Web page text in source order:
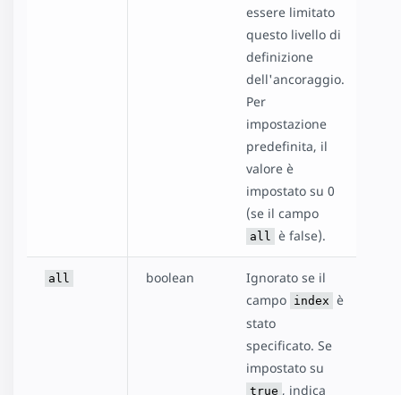
essere limitato
questo livello di
definizione
dell'ancoraggio.
Per
impostazione
predefinita, il
valore è
impostato su 0
(se il campo
all è false).
all boolean
Ignorato se il
campo index è
stato
specificato. Se
impostato su
true , indica